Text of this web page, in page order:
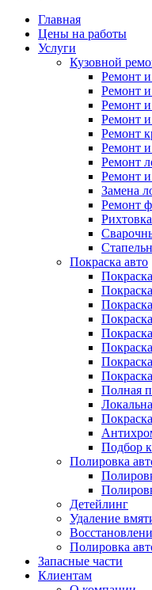
Главная
Цены на работы
Услуги
Кузовной
Ремонт и
Ремонт и
Ремонт
Ремонт и
Ремонт
Ремонт
Ремонт
Ремонт и
Замена
Ремонт
Покраска авто
Полная
Подбор
Полировка
Детейлинг
Удаление
Полировка
Запасные части
Клиентам